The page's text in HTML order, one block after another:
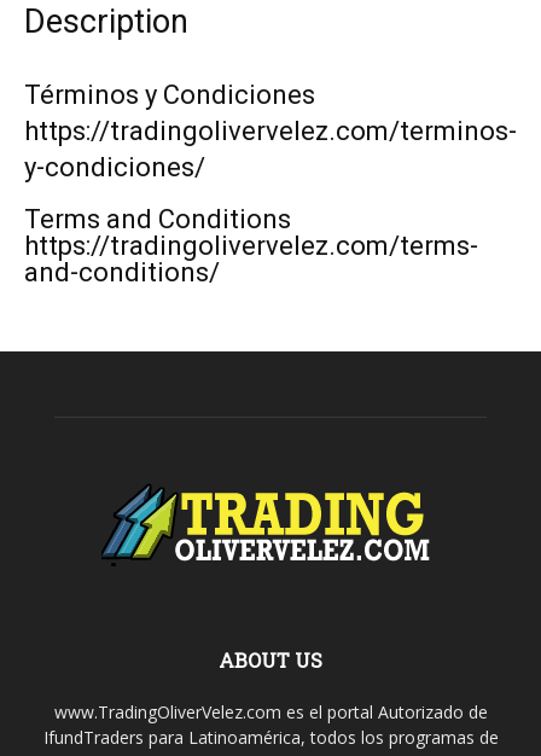
Description
Términos y Condiciones
https://tradingolivervelez.com/terminos-
y-condiciones/
Terms and Conditions
https://tradingolivervelez.com/terms-
and-conditions/
ABOUT US
www.TradingOliverVelez.com es el portal Autorizado de
IfundTraders para Latinoamérica, todos los programas de